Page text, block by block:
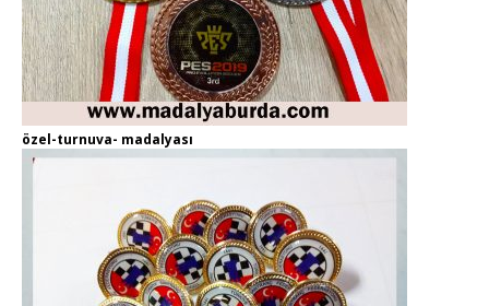
özel-turnuva- madalyası